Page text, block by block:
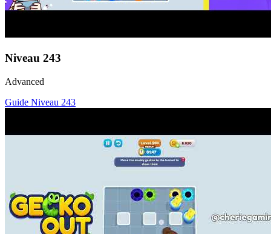
Niveau 243
Advanced
Guide Niveau 243